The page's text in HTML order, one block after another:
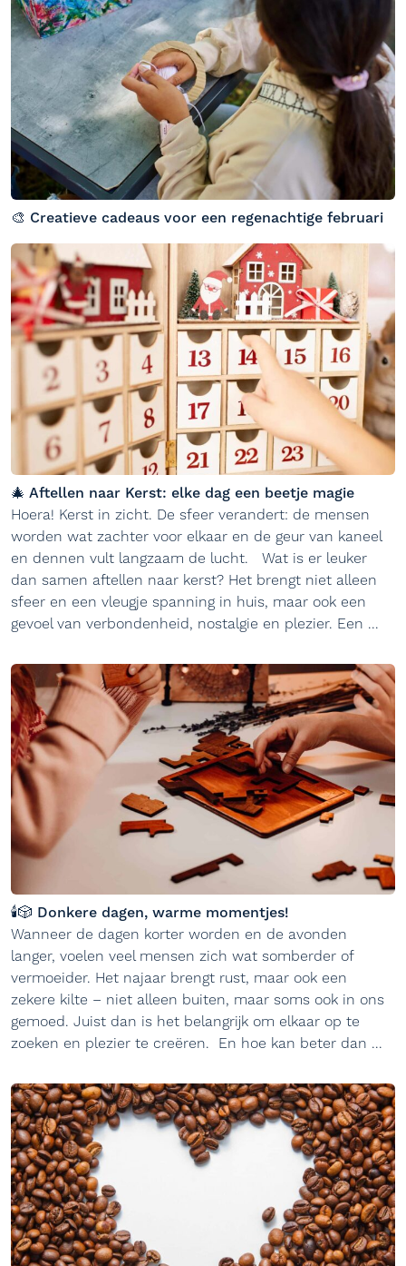
🎨 Creatieve cadeaus voor een regenachtige februari
🎄 Aftellen naar Kerst: elke dag een beetje magie
Hoera! Kerst in zicht. De sfeer verandert: de mensen
worden wat zachter voor elkaar en de geur van kaneel
en dennen vult langzaam de lucht. Wat is er leuker
dan samen aftellen naar kerst? Het brengt niet alleen
sfeer en een vleugje spanning in huis, maar ook een
gevoel van verbondenheid, nostalgie en plezier. Een ...
🕯️🎲 Donkere dagen, warme momentjes!
Wanneer de dagen korter worden en de avonden
langer, voelen veel mensen zich wat somberder of
vermoeider. Het najaar brengt rust, maar ook een
zekere kilte – niet alleen buiten, maar soms ook in ons
gemoed. Juist dan is het belangrijk om elkaar op te
zoeken en plezier te creëren. En hoe kan beter dan ...